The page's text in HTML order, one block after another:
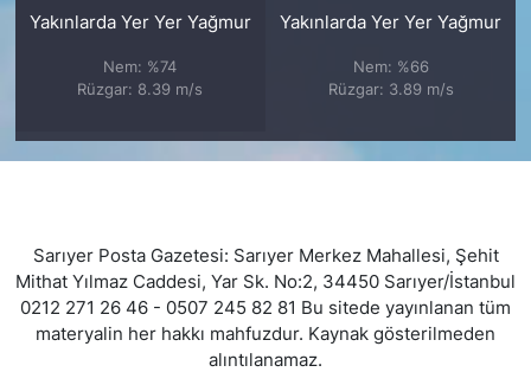
Yakınlarda Yer Yer Yağmur
Nem: %74
Rüzgar: 8.39 m/s
Yakınlarda Yer Yer Yağmur
Nem: %66
Rüzgar: 3.89 m/s
Sarıyer Posta Gazetesi: Sarıyer Merkez Mahallesi, Şehit
Mithat Yılmaz Caddesi, Yar Sk. No:2, 34450 Sarıyer/İstanbul
0212 271 26 46 - 0507 245 82 81 Bu sitede yayınlanan tüm
materyalin her hakkı mahfuzdur. Kaynak gösterilmeden
alıntılanamaz.